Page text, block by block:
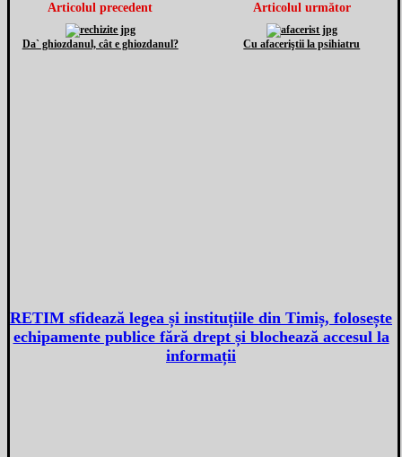
Articolul precedent
Da` ghiozdanul, cât e ghiozdanul?
Articolul următor
Cu afaceriştii la psihiatru
RETIM sfidează legea și instituțiile din Timiș, folosește
echipamente publice fără drept și blochează accesul la
informații